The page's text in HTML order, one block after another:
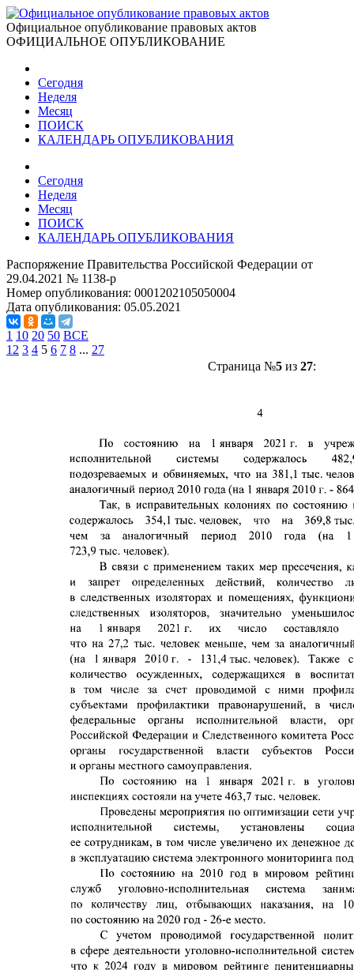
Официальное опубликование правовых актов
ОФИЦИАЛЬНОЕ ОПУБЛИКОВАНИЕ
Сегодня
Неделя
Месяц
ПОИСК
КАЛЕНДАРЬ ОПУБЛИКОВАНИЯ
Сегодня
Неделя
Месяц
ПОИСК
КАЛЕНДАРЬ ОПУБЛИКОВАНИЯ
Распоряжение Правительства Российской Федерации от
29.04.2021 № 1138-р
Номер опубликования: 0001202105050004
Дата опубликования: 05.05.2021
1 10 20 50 ВСЕ
1 2 3 4 5 6 7 8 ... 27
Страница №5из 27: